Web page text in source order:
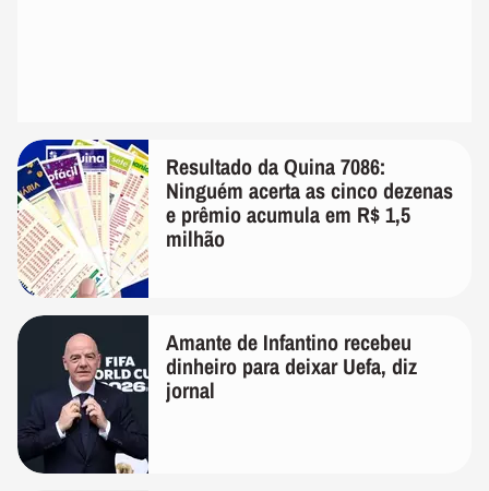
Resultado da Quina 7086:
Ninguém acerta as cinco dezenas
e prêmio acumula em R$ 1,5
milhão
Amante de Infantino recebeu
dinheiro para deixar Uefa, diz
jornal